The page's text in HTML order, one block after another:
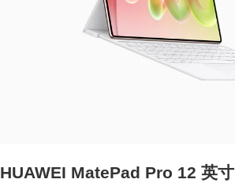
HUAWEI MatePad Pro 12 英寸